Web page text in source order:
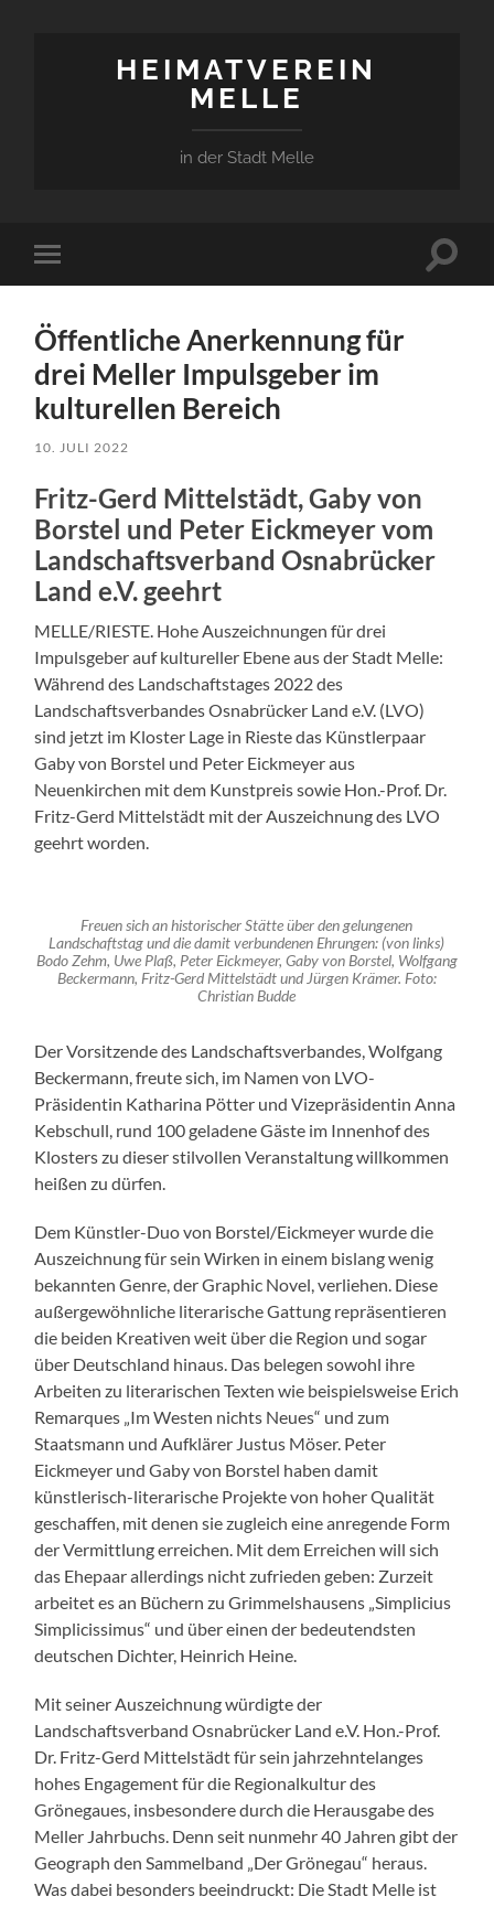
HEIMATVEREIN
MELLE
in der Stadt Melle
Mobile-
Menü
Öffentliche Anerkennung für
drei Meller Impulsgeber im
kulturellen Bereich
10. JULI 2022
Fritz-Gerd Mittelstädt, Gaby von
Borstel und Peter Eickmeyer vom
Landschaftsverband Osnabrücker
Land e.V. geehrt
MELLE/RIESTE. Hohe Auszeichnungen für drei
Impulsgeber auf kultureller Ebene aus der Stadt Melle:
Während des Landschaftstages 2022 des
Landschaftsverbandes Osnabrücker Land e.V. (LVO)
sind jetzt im Kloster Lage in Rieste das Künstlerpaar
Gaby von Borstel und Peter Eickmeyer aus
Neuenkirchen mit dem Kunstpreis sowie Hon.-Prof. Dr.
Fritz-Gerd Mittelstädt mit der Auszeichnung des LVO
geehrt worden.
Freuen sich an historischer Stätte über den gelungenen
Landschaftstag und die damit verbundenen Ehrungen: (von links)
Bodo Zehm, Uwe Plaß, Peter Eickmeyer, Gaby von Borstel, Wolfgang
Beckermann, Fritz-Gerd Mittelstädt und Jürgen Krämer. Foto:
Christian Budde
Der Vorsitzende des Landschaftsverbandes, Wolfgang
Beckermann, freute sich, im Namen von LVO-
Präsidentin Katharina Pötter und Vizepräsidentin Anna
Kebschull, rund 100 geladene Gäste im Innenhof des
Klosters zu dieser stilvollen Veranstaltung willkommen
heißen zu dürfen.
Dem Künstler-Duo von Borstel/Eickmeyer wurde die
Auszeichnung für sein Wirken in einem bislang wenig
bekannten Genre, der Graphic Novel, verliehen. Diese
außergewöhnliche literarische Gattung repräsentieren
die beiden Kreativen weit über die Region und sogar
über Deutschland hinaus. Das belegen sowohl ihre
Arbeiten zu literarischen Texten wie beispielsweise Erich
Remarques „Im Westen nichts Neues“ und zum
Staatsmann und Aufklärer Justus Möser. Peter
Eickmeyer und Gaby von Borstel haben damit
künstlerisch-literarische Projekte von hoher Qualität
geschaffen, mit denen sie zugleich eine anregende Form
der Vermittlung erreichen. Mit dem Erreichen will sich
das Ehepaar allerdings nicht zufrieden geben: Zurzeit
arbeitet es an Büchern zu Grimmelshausens „Simplicius
Simplicissimus“ und über einen der bedeutendsten
deutschen Dichter, Heinrich Heine.
Mit seiner Auszeichnung würdigte der
Landschaftsverband Osnabrücker Land e.V. Hon.-Prof.
Dr. Fritz-Gerd Mittelstädt für sein jahrzehntelanges
hohes Engagement für die Regionalkultur des
Grönegaues, insbesondere durch die Herausgabe des
Meller Jahrbuchs. Denn seit nunmehr 40 Jahren gibt der
Geograph den Sammelband „Der Grönegau“ heraus.
Was dabei besonders beeindruckt: Die Stadt Melle ist